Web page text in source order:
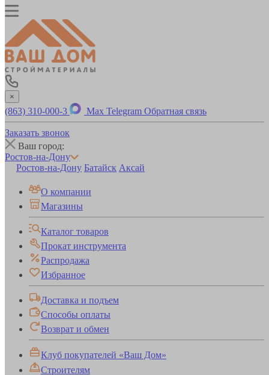
×
(863) 310-000-3 Max Telegram Обратная связь
Заказать звонок
Ваш город:
Ростов-на-Дону
Ростов-на-Дону Батайск Аксай
О компании
Магазины
Каталог товаров
Прокат инструмента
Распродажа
Избранное
Доставка и подъем
Способы оплаты
Возврат и обмен
Клуб покупателей «Ваш Дом»
Строителям